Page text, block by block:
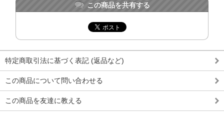
この商品を共有する
特定商取引法に基づく表記 (返品など)
この商品について問い合わせる
この商品を友達に教える